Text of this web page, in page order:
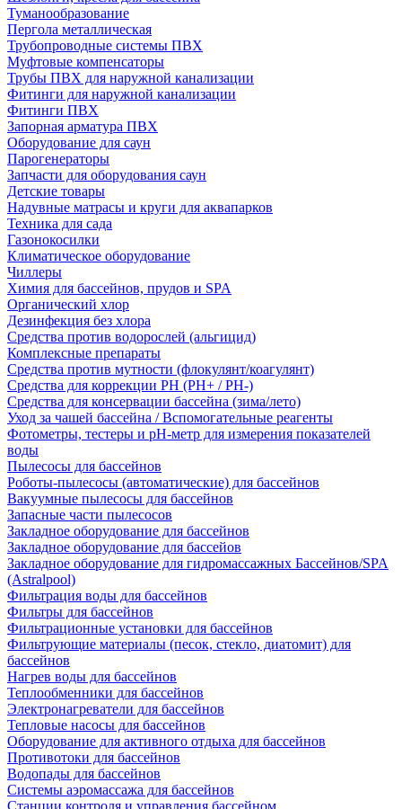
Туманообразование
Пергола металлическая
Трубопроводные системы ПВХ
Муфтовые компенсаторы
Трубы ПВХ для наружной канализации
Фитинги для наружной канализации
Фитинги ПВХ
Запорная арматура ПВХ
Оборудование для саун
Парогенераторы
Запчасти для оборудования саун
Детские товары
Надувные матрасы и круги для аквапарков
Техника для сада
Газонокосилки
Климатическое оборудование
Чиллеры
Химия для бассейнов, прудов и SPA
Органический хлор
Дезинфекция без хлора
Средства против водорослей (альгицид)
Комплексные препараты
Средства против мутности (флокулянт/коагулянт)
Средства для коррекции PH (PH+ / PH-)
Средства для консервации бассейна (зима/лето)
Уход за чашей бассейна / Вспомогательные реагенты
Фотометры, тестеры и рН-метр для измерения показателей
воды
Пылесосы для бассейнов
Роботы-пылесосы (автоматические) для бассейнов
Вакуумные пылесосы для бассейнов
Запасные части пылесосов
Закладное оборудование для бассейнов
Закладное оборудование для бассейов
Закладное оборудование для гидромассажных Бассейнов/SPA
(Astralpool)
Фильтрация воды для бассейнов
Фильтры для бассейнов
Фильтрационные установки для бассейнов
Фильтрующие материалы (песок, стекло, диатомит) для
бассейнов
Нагрев воды для бассейнов
Теплообменники для бассейнов
Электронагреватели для бассейнов
Тепловые насосы для бассейнов
Оборудование для активного отдыха для бассейнов
Противотоки для бассейнов
Водопады для бассейнов
Системы аэромассажа для бассейнов
Станции контроля и управления бассейном